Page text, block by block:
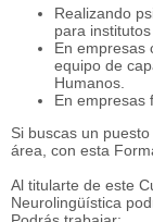
Realizando
para
En empresas
equipo de
Humanos.
En empresas
Si buscas un
área, con esta
Al titularte de este
Neurolingüística